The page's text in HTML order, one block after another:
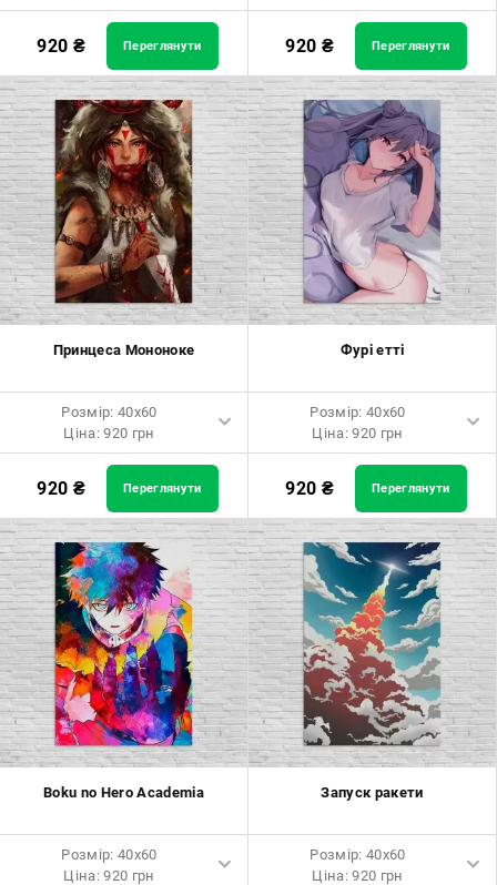
Розмір: 40x60 Ціна: 920 грн
Розмір: 60x90 Ціна: 1650 грн
Розмір: 80x120 Ціна: 2050 грн
920 ₴ Переглянути
Розмір: 40x60 Ціна: 920 грн
Розмір: 60x90 Ціна: 1650 грн
Розмір: 80x120 Ціна: 2050 грн
920 ₴ Переглянути
Принцеса Мононоке
Розмір: 40x60
Ціна: 920 грн
Розмір: 40x60 Ціна: 920 грн
Розмір: 60x90 Ціна: 1650 грн
Розмір: 80x120 Ціна: 2050 грн
920 ₴ Переглянути
Фурі етті
Розмір: 40x60
Ціна: 920 грн
Розмір: 40x60 Ціна: 920 грн
Розмір: 60x90 Ціна: 1650 грн
Розмір: 80x120 Ціна: 2050 грн
920 ₴ Переглянути
Boku no Hero Academia
Розмір: 40x60
Ціна: 920 грн
Запуск ракети
Розмір: 40x60
Ціна: 920 грн